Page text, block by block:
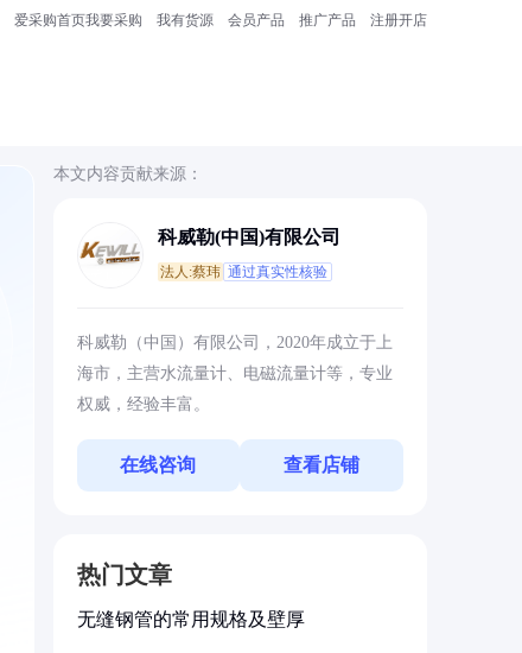
爱采购首页我要采购 我有货源 会员产品 推广产品 注册开店
本文内容贡献来源：
科威勒(中国)有限公司
法人:蔡玮 通过真实性核验
科威勒（中国）有限公司，2020年成立于上
海市，主营水流量计、电磁流量计等，专业
权威，经验丰富。
在线咨询 查看店铺
热门文章
无缝钢管的常用规格及壁厚